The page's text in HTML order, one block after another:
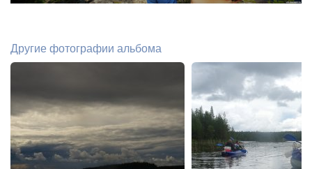
Другие фотографии альбома